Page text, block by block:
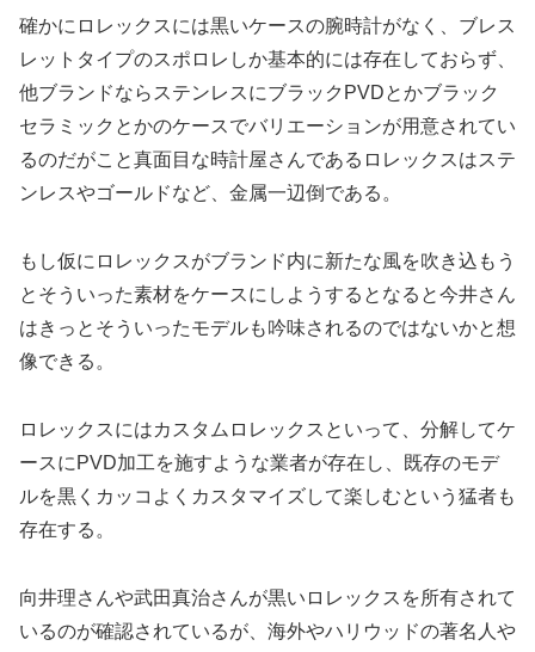
確かにロレックスには黒いケースの腕時計がなく、ブレス
レットタイプのスポロレしか基本的には存在しておらず、
他ブランドならステンレスにブラックPVDとかブラック
セラミックとかのケースでバリエーションが用意されてい
るのだがこと真面目な時計屋さんであるロレックスはステ
ンレスやゴールドなど、金属一辺倒である。
もし仮にロレックスがブランド内に新たな風を吹き込もう
とそういった素材をケースにしようするとなると今井さん
はきっとそういったモデルも吟味されるのではないかと想
像できる。
ロレックスにはカスタムロレックスといって、分解してケ
ースにPVD加工を施すような業者が存在し、既存のモデ
ルを黒くカッコよくカスタマイズして楽しむという猛者も
存在する。
向井理さんや武田真治さんが黒いロレックスを所有されて
いるのが確認されているが、海外やハリウッドの著名人や